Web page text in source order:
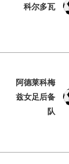
科尔多瓦
阿德莱科梅
兹女足后备
队